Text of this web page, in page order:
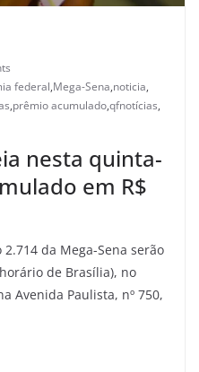
federal,Mega-Sena,noticia,
,prêmio acumulado,qfnotícias,
nesta quinta-
em R$
da Mega-Sena serão
de Brasília), no
Avenida Paulista, nº 750,